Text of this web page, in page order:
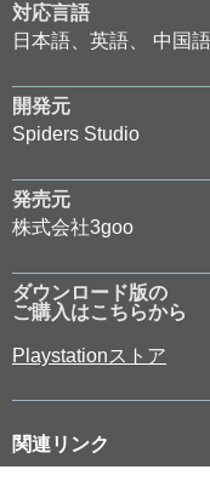
対応言語
日本語、英語、 中国
開発元
Spiders Studio
発売元
株式会社3goo
ダウンロード版の
ご購入はこちらから
Playstationストア
関連リンク